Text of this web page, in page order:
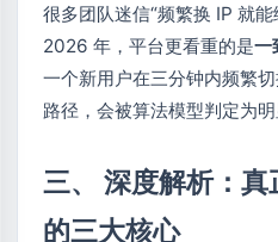
很多团队迷信“频繁换 IP 就
2026 年，平台更看重的是一
一个新用户在三分钟内频繁
路径，会被算法模型判定为明
三、 深度解析：
的三大核心